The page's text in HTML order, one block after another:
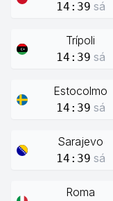
14:39 sá
Trípoli
14:39 sá
Estocolmo
14:39 sá
Sarajevo
14:39 sá
Roma